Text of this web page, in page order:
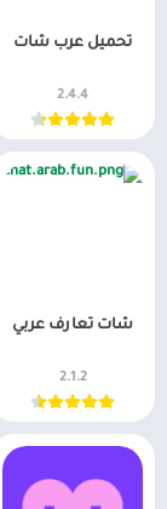
تحميل عرب شات
2.4.4
شات تعارف عربي
2.1.2